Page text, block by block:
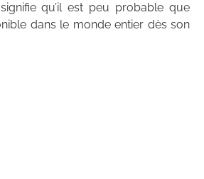
qu’il est peu probable que
dans le monde entier dès son